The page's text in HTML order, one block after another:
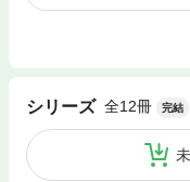
シリーズ 全12冊 完結